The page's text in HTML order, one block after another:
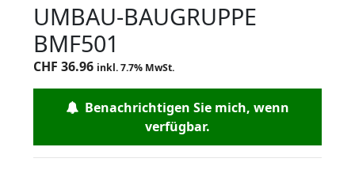
UMBAU-BAUGRUPPE
BMF501
CHF 36.96 inkl. 7.7% MwSt.
Benachrichtigen Sie mich, wenn
verfügbar.